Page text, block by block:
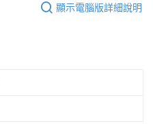
顯示電腦版詳細說明